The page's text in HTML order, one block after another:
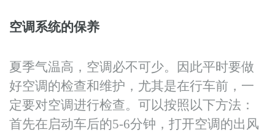
空调系统的保养
夏季气温高，空调必不可少。因此平时要做
好空调的检查和维护，尤其是在行车前，一
定要对空调进行检查。可以按照以下方法：
首先在启动车后的5-6分钟，打开空调的出风